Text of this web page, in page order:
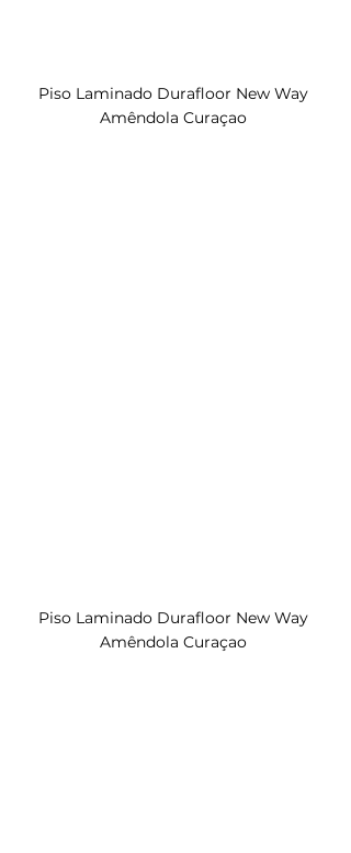
Piso Laminado Durafloor New Way
Amêndola Curaçao
Piso Laminado Durafloor New Way
Amêndola Curaçao